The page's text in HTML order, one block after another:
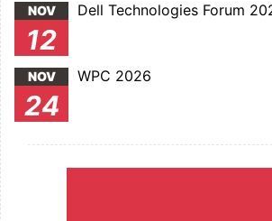
NOV
12
Dell Technologies Forum
NOV
24
WPC 2026